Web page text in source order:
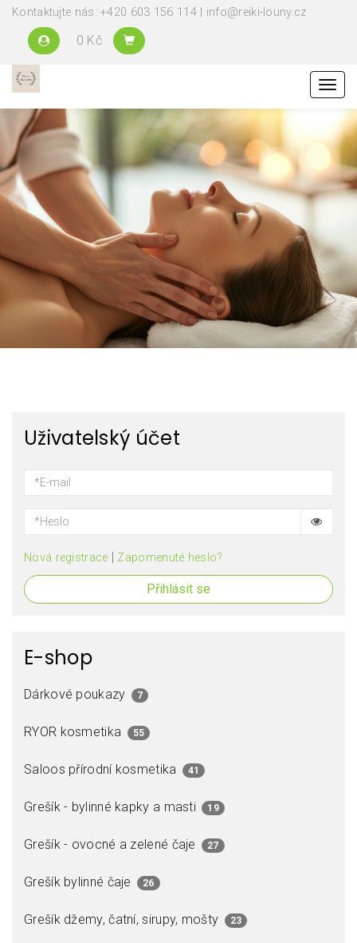
Kontaktujte nás: +420 603 156 114 | info@reiki-louny.cz
0 Kč
Menu
Uživatelský účet
Nová registrace | Zapomenuté heslo?
Přihlásit se
E-shop
Dárkové poukazy 7
RYOR kosmetika 55
Saloos přírodní kosmetika 41
Grešík - bylinné kapky a masti 19
Grešík - ovocné a zelené čaje 27
Grešík bylinné čaje 26
Grešík džemy, čatní, sirupy, mošty 23